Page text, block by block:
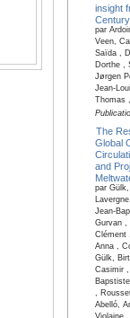
insight
par
Veen,
Saïda ,
Dorthe ,
Jørgen
Jean-
Thomas
The
Global
and
par
Jean-
Gurvan ,
Clément
Anna ,
Gülk,
Casimir
,
Abelló,